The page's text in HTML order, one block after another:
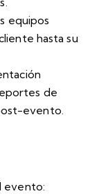
equipos
hasta su
de
evento.
evento: